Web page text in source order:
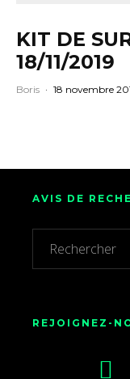
KIT DE
18/11/2019
Boris · 18 novembre
AVIS DE
REJOIGNEZ-